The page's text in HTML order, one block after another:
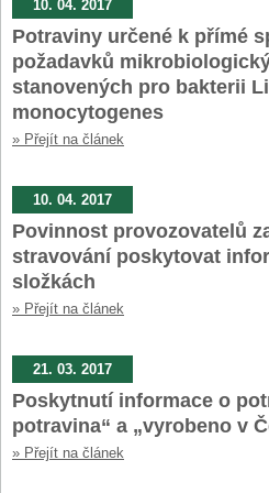
10. 04. 2017
Potraviny určené k přímé
požadavků
stanovených pro bakterii
monocytogenes
» Přejít na článek
10. 04. 2017
Povinnost provozovatelů
stravování poskytovat
složkách
» Přejít na článek
21. 03. 2017
Poskytnutí informace o
potravina“ a „vyrobeno v
» Přejít na článek